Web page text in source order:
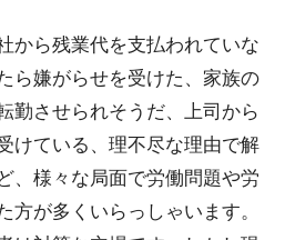
から残業代を支払われていな
ら嫌がらせを受けた、家族の
勤させられそうだ、上司から
けている、理不尽な理由で解
、様々な局面で労働問題や労
方が多くいらっしゃいます。